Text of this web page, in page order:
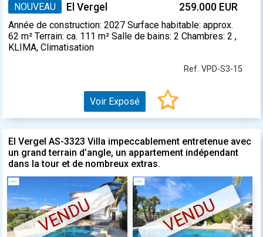
NOUVEAU El Vergel 259.000 EUR
Année de construction: 2027 Surface habitable: approx.
62 m² Terrain: ca. 111 m² Salle de bains: 2 Chambres: 2 ,
KLIMA, Climatisation
Ref. VPD-S3-15
Voir Exposé
El Vergel AS-3323 Villa impeccablement entretenue avec
un grand terrain d’angle, un appartement indépendant
dans la tour et de nombreux extras.
VENDU VENDU